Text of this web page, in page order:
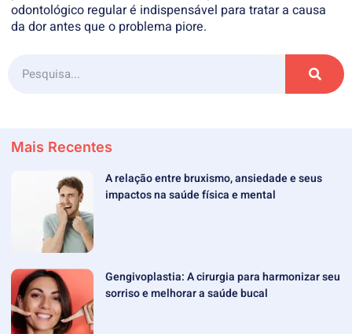
odontológico regular é indispensável para tratar a causa
da dor antes que o problema piore.
Mais Recentes
A relação entre bruxismo, ansiedade e seus
impactos na saúde física e mental
Gengivoplastia: A cirurgia para harmonizar seu
sorriso e melhorar a saúde bucal